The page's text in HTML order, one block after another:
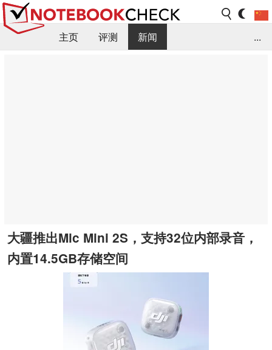
主页 评测
新闻
...
大疆推出Mic Mini 2S，支持32位内部录音，
内置14.5GB存储空间